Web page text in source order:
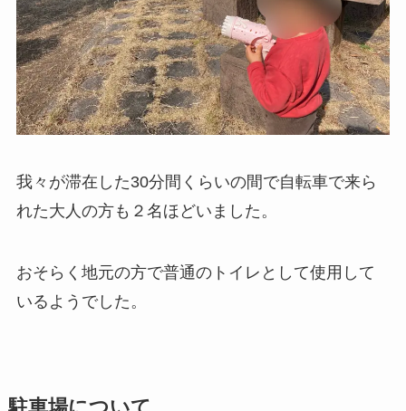
我々が滞在した30分間くらいの間で自転車で来ら
れた大人の方も２名ほどいました。
おそらく地元の方で普通のトイレとして使用して
いるようでした。